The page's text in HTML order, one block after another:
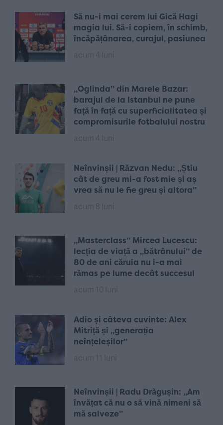
Să nu-i mai cerem lui Gică Hagi
magia lui. Să-i copiem, în schimb,
încăpățânarea, curajul, pasiunea
„Oglinda” din Marele Bazar:
barajul de la Istanbul ne pune
față în față cu superficialitatea și
compromisurile fotbalului nostru
Neînvinșii | Răzvan Nedu: „Știu
cât de greu mi-a fost mie și aș
vrea să nu le fie greu și altora”
„Masterclass” Mircea Lucescu:
lecția de viață a „bătrânului” de
80 de ani căruia nu i-a mai
rămas pe lume decât succesul
Adio și câteva cuvinte: Alex
Mitriță și „generația
neînțeleșilor”
Neînvinșii | Radu Drăgușin: „Am
învățat că nu o să vină nimeni să
mă salveze”